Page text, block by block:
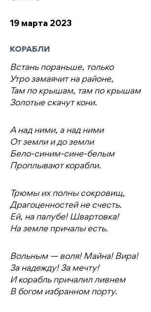
19 марта 2023
КОРАБЛИ
Встань пораньше, только
Утро замаячит на районе,
Там по крышам, там по крышам
Золотые скачут кони.
А над ними, а над ними
От земли и до земли
Бело-синим-сине-белым
Проплывают корабли.
Трюмы их полны сокровищ,
Драгоценностей не счесть.
Ей, на палубе! Швартовка!
На земле причалы есть.
Вольным — воля! Майна! Вира!
За надежду! За мечту!
И корабль причалил ливнем
В богом избранном порту.